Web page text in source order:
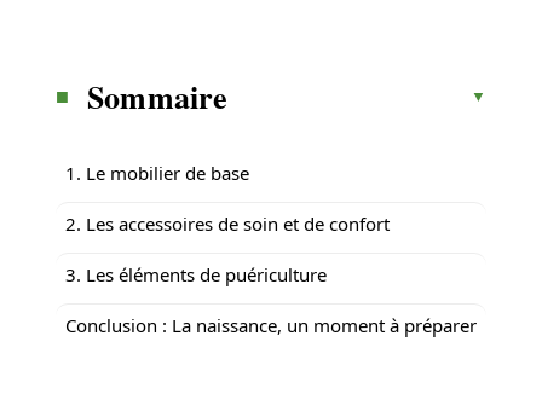
Sommaire
1. Le mobilier de base
2. Les accessoires de soin et de confort
3. Les éléments de puériculture
Conclusion : La naissance, un moment à préparer